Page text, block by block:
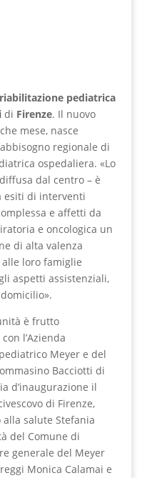
pediatrica
di Firenze. Il nuovo
mese, nasce
regionale di
ospedaliera. «Lo
dal centro – è
esiti di interventi
e affetti da
e oncologica un
di alta valenza
loro famiglie
aspetti assistenziali,
è frutto
l’Azienda
Meyer e del
Bacciotti di
d’inaugurazione il
di Firenze,
alla salute Stefania
del Comune di
generale del Meyer
Monica Calamai e